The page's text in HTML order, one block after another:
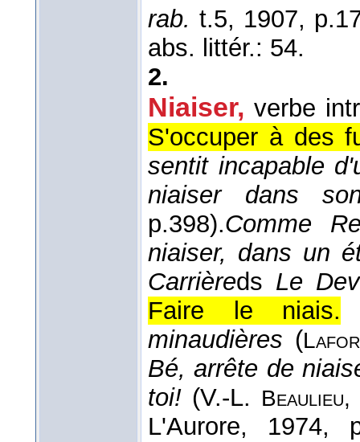
rab. t.5, 1907,
abs. littér.: 54.
2.
Niaiser, verbe
S'occuper à des
sentit incapable
niaiser dans
p.398).Comme
niaiser, dans un
Carrièreds Le
Faire le niais.
minaudières (
Bé, arrête de
toi! (V.-L. Beaulieu,
L'Aurore, 1974,